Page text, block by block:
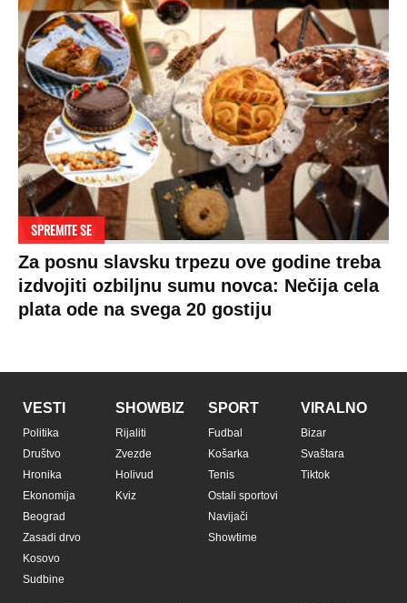
SPREMITE SE
Za posnu slavsku trpezu ove godine treba
izdvojiti ozbiljnu sumu novca: Nečija cela
plata ode na svega 20 gostiju
VESTI
Politika
Društvo
Hronika
Ekonomija
Beograd
Zasadi drvo
Kosovo
Sudbine
SHOWBIZ
Rijaliti
Zvezde
Holivud
Kviz
SPORT
Fudbal
Košarka
Tenis
Ostali sportovi
Navijači
Showtime
VIRALNO
Bizar
Svaštara
Tiktok